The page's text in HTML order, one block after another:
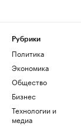
Рубрики
Политика
Экономика
Общество
Бизнес
Технологии и
медиа